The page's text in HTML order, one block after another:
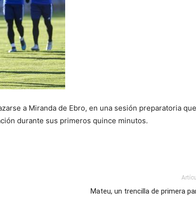
a Miranda de Ebro, en una sesión preparatoria
durante sus primeros quince minutos.
Mateu, un trencilla de primera